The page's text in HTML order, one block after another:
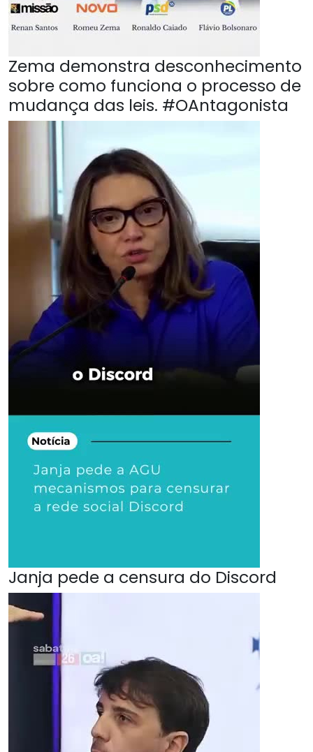
Zema demonstra desconhecimento
sobre como funciona o processo de
mudança das leis. #OAntagonista
Janja pede a censura do Discord